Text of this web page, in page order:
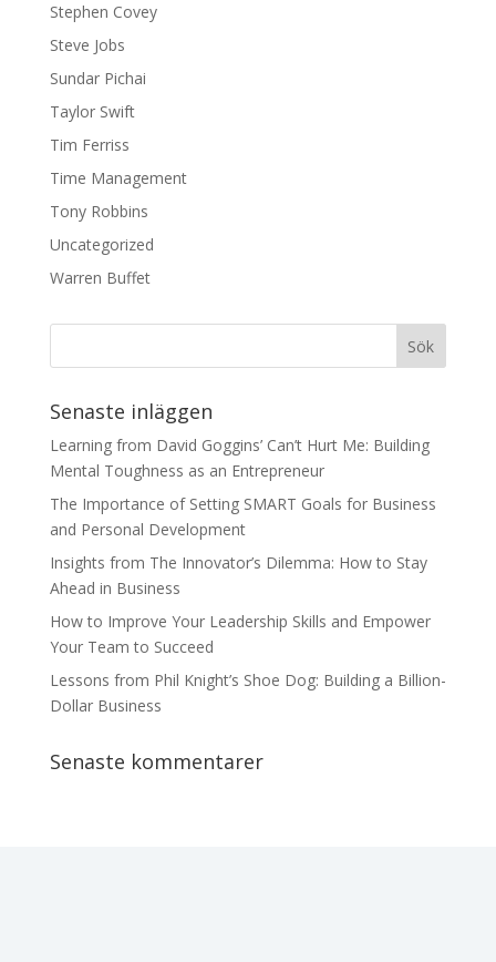
Stephen Covey
Steve Jobs
Sundar Pichai
Taylor Swift
Tim Ferriss
Time Management
Tony Robbins
Uncategorized
Warren Buffet
Senaste inläggen
Learning from David Goggins’ Can’t Hurt Me: Building
Mental Toughness as an Entrepreneur
The Importance of Setting SMART Goals for Business
and Personal Development
Insights from The Innovator’s Dilemma: How to Stay
Ahead in Business
How to Improve Your Leadership Skills and Empower
Your Team to Succeed
Lessons from Phil Knight’s Shoe Dog: Building a Billion-
Dollar Business
Senaste kommentarer